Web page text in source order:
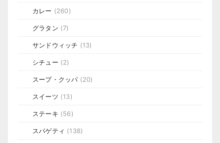
カレー (260)
グラタン (7)
サンドウィッチ (13)
シチュー (2)
スープ・クッパ (20)
スイーツ (13)
ステーキ (56)
スパゲティ (138)